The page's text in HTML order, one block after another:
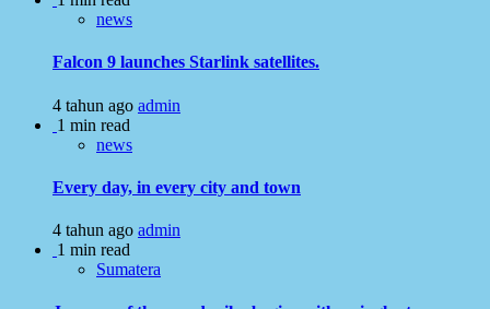
news
Falcon 9 launches Starlink satellites.
4 tahun ago admin
1 min read
news
Every day, in every city and town
4 tahun ago admin
1 min read
Sumatera